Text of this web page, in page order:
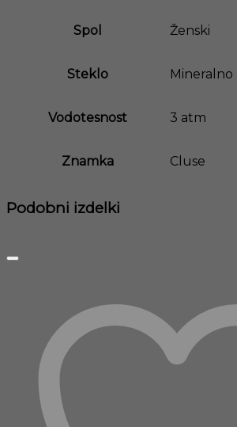
Spol Ženski
Steklo Mineralno
Vodotesnost 3 atm
Znamka Cluse
Podobni izdelki